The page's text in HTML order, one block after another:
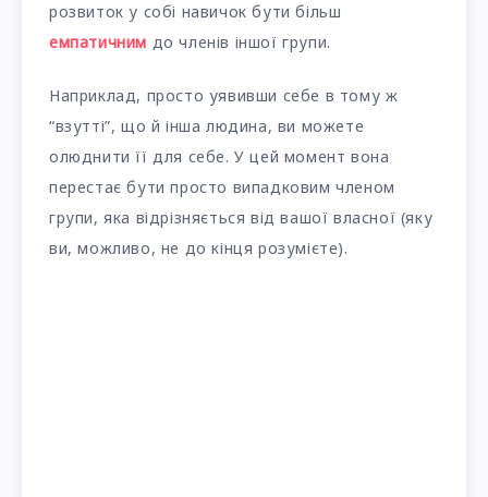
розвиток у собі навичок бути більш
емпатичним до членів іншої групи.
Наприклад, просто уявивши себе в тому ж
“взутті”, що й інша людина, ви можете
олюднити її для себе. У цей момент вона
перестає бути просто випадковим членом
групи, яка відрізняється від вашої власної (яку
ви, можливо, не до кінця розумієте).